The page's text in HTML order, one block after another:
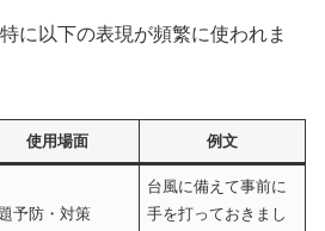
に以下の表現が頻繁に使われま
使用場面 例文
予防・対策
台風に備えて事前に
手を打っておきまし